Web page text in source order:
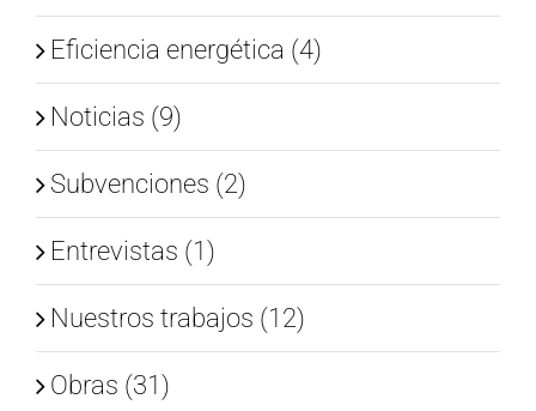
Eficiencia energética (4)
Noticias (9)
Subvenciones (2)
Entrevistas (1)
Nuestros trabajos (12)
Obras (31)